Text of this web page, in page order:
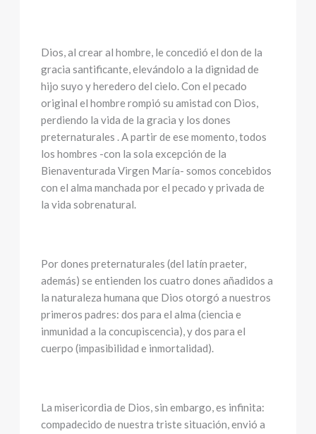
Dios, al crear al hombre, le concedió el don de la
gracia santificante, elevándolo a la dignidad de
hijo suyo y heredero del cielo. Con el pecado
original el hombre rompió su amistad con Dios,
perdiendo la vida de la gracia y los dones
preternaturales . A partir de ese momento, todos
los hombres -con la sola excepción de la
Bienaventurada Virgen María- somos concebidos
con el alma manchada por el pecado y privada de
la vida sobrenatural.
Por dones preternaturales (del latín praeter,
además) se entienden los cuatro dones añadidos a
la naturaleza humana que Dios otorgó a nuestros
primeros padres: dos para el alma (ciencia e
inmunidad a la concupiscencia), y dos para el
cuerpo (impasibilidad e inmortalidad).
La misericordia de Dios, sin embargo, es infinita:
compadecido de nuestra triste situación, envió a